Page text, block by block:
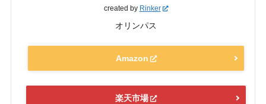
created by Rinker
オリンパス
Amazon
楽天市場